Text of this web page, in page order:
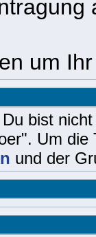
um
Du bist
Um die
und der